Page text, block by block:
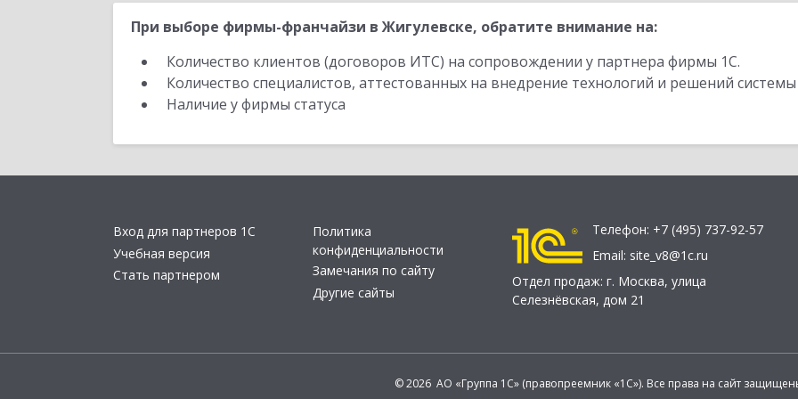
При выборе фирмы-франчайзи в Жигулевске, обратите внимание на:
Количество клиентов (договоров ИТС) на сопровождении у партнера фирмы 1С.
Количество специалистов, аттестованных на внедрение технологий и решений
Наличие у фирмы статуса
Вход для партнеров 1С
Учебная версия
Стать партнером
Политика
конфиденциальности
Замечания по сайту
Другие сайты
Телефон: +7 (495) 737-92-57
Email: site_v8@1c.ru
Отдел продаж: г. Москва, улица
Селезнёвская, дом 21
© 2026 АО «Группа 1С» (правопреемник «1С»). Все права на сайт